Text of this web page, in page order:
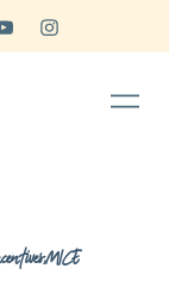
,MICE